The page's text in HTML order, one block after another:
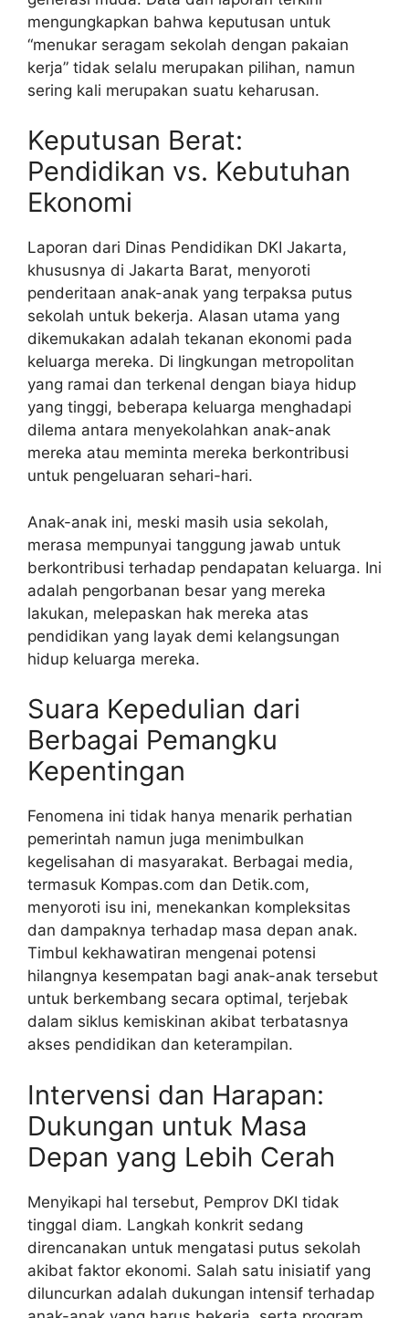
mengungkapkan bahwa keputusan untuk
“menukar seragam sekolah dengan pakaian
kerja” tidak selalu merupakan pilihan, namun
sering kali merupakan suatu keharusan.
Keputusan Berat:
Pendidikan vs. Kebutuhan
Ekonomi
Laporan dari Dinas Pendidikan DKI Jakarta,
khususnya di Jakarta Barat, menyoroti
penderitaan anak-anak yang terpaksa putus
sekolah untuk bekerja. Alasan utama yang
dikemukakan adalah tekanan ekonomi pada
keluarga mereka. Di lingkungan metropolitan
yang ramai dan terkenal dengan biaya hidup
yang tinggi, beberapa keluarga menghadapi
dilema antara menyekolahkan anak-anak
mereka atau meminta mereka berkontribusi
untuk pengeluaran sehari-hari.
Anak-anak ini, meski masih usia sekolah,
merasa mempunyai tanggung jawab untuk
berkontribusi terhadap pendapatan keluarga. Ini
adalah pengorbanan besar yang mereka
lakukan, melepaskan hak mereka atas
pendidikan yang layak demi kelangsungan
hidup keluarga mereka.
Suara Kepedulian dari
Berbagai Pemangku
Kepentingan
Fenomena ini tidak hanya menarik perhatian
pemerintah namun juga menimbulkan
kegelisahan di masyarakat. Berbagai media,
termasuk Kompas.com dan Detik.com,
menyoroti isu ini, menekankan kompleksitas
dan dampaknya terhadap masa depan anak.
Timbul kekhawatiran mengenai potensi
hilangnya kesempatan bagi anak-anak tersebut
untuk berkembang secara optimal, terjebak
dalam siklus kemiskinan akibat terbatasnya
akses pendidikan dan keterampilan.
Intervensi dan Harapan:
Dukungan untuk Masa
Depan yang Lebih Cerah
Menyikapi hal tersebut, Pemprov DKI tidak
tinggal diam. Langkah konkrit sedang
direncanakan untuk mengatasi putus sekolah
akibat faktor ekonomi. Salah satu inisiatif yang
diluncurkan adalah dukungan intensif terhadap